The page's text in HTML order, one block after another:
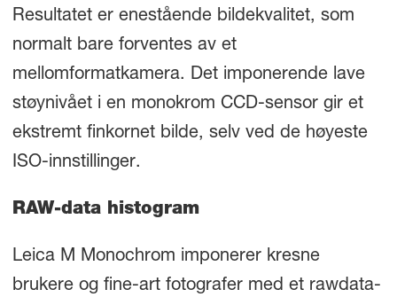
Resultatet er enestående bildekvalitet, som
normalt bare forventes av et
mellomformatkamera. Det imponerende lave
støynivået i en monokrom CCD-sensor gir et
ekstremt finkornet bilde, selv ved de høyeste
ISO-innstillinger.
RAW-data histogram
Leica M Monochrom imponerer kresne
brukere og fine-art fotografer med et rawdata-